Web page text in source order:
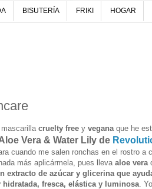
BISUTERÍA FRIKI HOGAR
cruelty free y vegana que he
Vera & Water Lily de
cuando me salen ronchas en el rostro a
más aplicármela, pues lleva aloe vera
extracto de azúcar y glicerina que
fresca, elástica y luminosa .